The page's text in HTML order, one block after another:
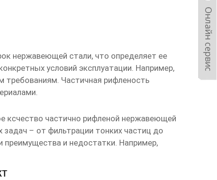
нержавеющей стали, что определяет ее
условий эксплуатации. Например,
Частичная рифленость
ксчество частично рифленой нержавеющей
– от фильтрации тонких частиц до
и недостатки. Например,